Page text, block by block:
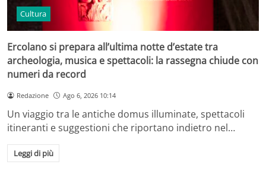
Cultura
Ercolano si prepara all’ultima notte d’estate tra
archeologia, musica e spettacoli: la rassegna chiude con
numeri da record
Redazione Ago 6, 2026 10:14
Un viaggio tra le antiche domus illuminate, spettacoli
itineranti e suggestioni che riportano indietro nel…
Leggi di più